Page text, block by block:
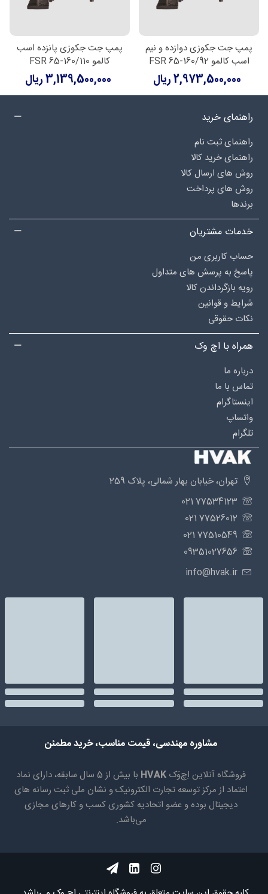
پمپ جت جکوزی دوازده و نیم
اسب کالمو FSR 65-160/92
2,973,500,000 ریال
پمپ جت جکوزی پانزده اسب
کالمو FSR 65-160/110
3,139,500,000 ریال
راهنمای خرید
راهنمای ثبت نام
راهنمای خرید کالا
روش های ارسال کالا
روش های پرداخت
برندها
خدمات مشتریان
حساب کاربری من
پاسخ به پرسش های متداول
رویه بازگرداندن کالا
شرایط و قوانین
نکات حقوقی
همراه با اچ وک
درباره‌ ما
تماس با ما
اینستاگرام
واتساپ
تلگرام
تهران، خیابان بهار شمالی، پلاک 259
77534123 021
77526012 021
77510549 021
09351027656
info@hvak.ir
مشاوره مهندسی، قیمت مناسب، خرید مطمئن
فروشگاه آنلاین اِچ‌وَک HVAK
با بیش از 5 سال سابقه، دارای نماد
اعتماد از مرکز توسعه تجارت الکترونیک و نشان ملی ثبت رسانه های
دیجیتال بوده و عضو اتحادیه کشوری کسب و کارهای مجازی
می‌باشد.